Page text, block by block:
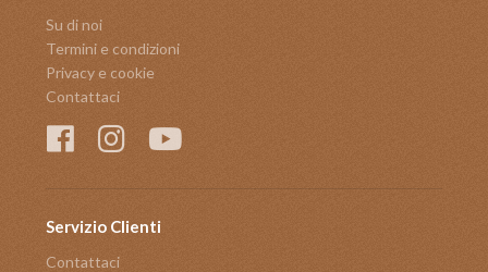
Su di noi
Termini e condizioni
Privacy e cookie
Contattaci
Servizio Clienti
Contattaci